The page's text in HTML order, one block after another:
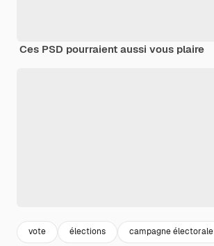
Ces PSD pourraient aussi vous plaire
vote élections campagne électorale